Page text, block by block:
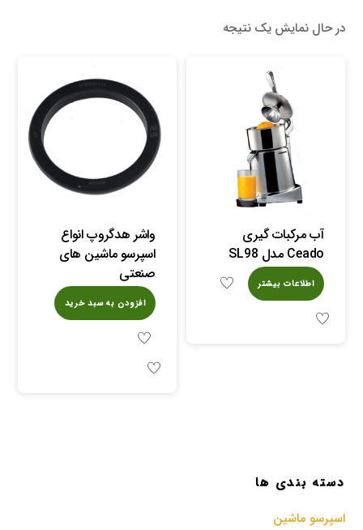
در حال نمایش یک نتیجه
آب مرکبات گیری
Ceado مدل SL98
اطلاعات بیشتر
واشر هدگروپ انواع
اسپرسو ماشین های
صنعتی
افزودن به سبد خرید
دسته بندی ها
اسپرسو‌ ماشین